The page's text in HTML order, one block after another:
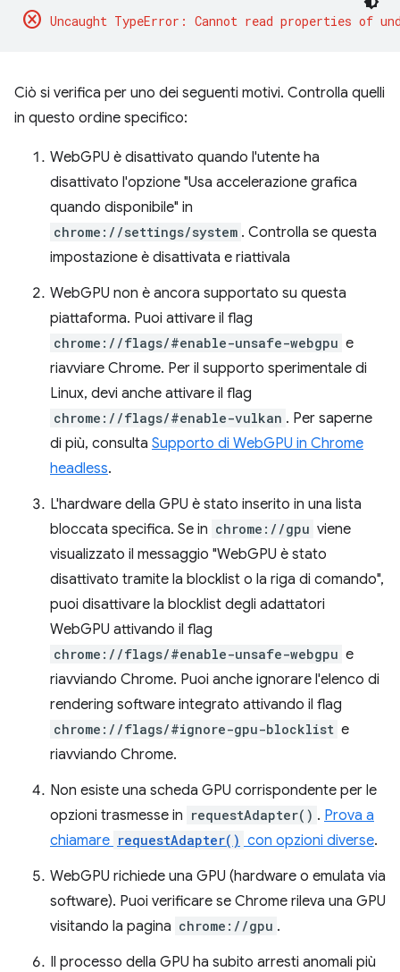
cancel
Ciò si verifica per uno dei seguenti motivi. Controlla quelli
in questo ordine specifico:
WebGPU è disattivato quando l'utente ha
disattivato l'opzione "Usa accelerazione grafica
quando disponibile" in
chrome://settings/system . Controlla se questa
impostazione è disattivata e riattivala
WebGPU non è ancora supportato su questa
piattaforma. Puoi attivare il flag
chrome://flags/#enable-unsafe-webgpu e
riavviare Chrome. Per il supporto sperimentale di
Linux, devi anche attivare il flag
chrome://flags/#enable-vulkan . Per saperne
di più, consulta Supporto di WebGPU in Chrome
headless.
L'hardware della GPU è stato inserito in una lista
bloccata specifica. Se in chrome://gpu viene
visualizzato il messaggio "WebGPU è stato
disattivato tramite la blocklist o la riga di comando",
puoi disattivare la blocklist degli adattatori
WebGPU attivando il flag
chrome://flags/#enable-unsafe-webgpu e
riavviando Chrome. Puoi anche ignorare l'elenco di
rendering software integrato attivando il flag
chrome://flags/#ignore-gpu-blocklist e
riavviando Chrome.
Non esiste una scheda GPU corrispondente per le
opzioni trasmesse in requestAdapter() . Prova a
chiamare requestAdapter() con opzioni diverse.
WebGPU richiede una GPU (hardware o emulata via
software). Puoi verificare se Chrome rileva una GPU
visitando la pagina chrome://gpu .
Il processo della GPU ha subito arresti anomali più